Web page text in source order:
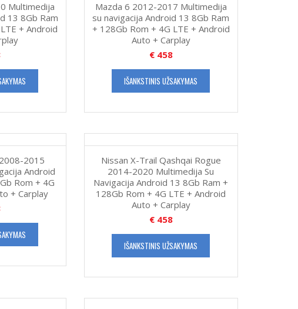
Multimedija
13 8Gb Ram
+ Android
Mazda 6 2012-2017 Multimedija
su navigacija Android 13 8Gb Ram
+ 128Gb Rom + 4G LTE + Android
Auto + Carplay
€458
IŠANKSTINIS UŽSAKYMAS
2015
Android
Rom + 4G
+ Carplay
Nissan X-Trail Qashqai Rogue
2014-2020 Multimedija Su
Navigacija Android 13 8Gb Ram +
128Gb Rom + 4G LTE + Android
Auto + Carplay
€458
IŠANKSTINIS UŽSAKYMAS